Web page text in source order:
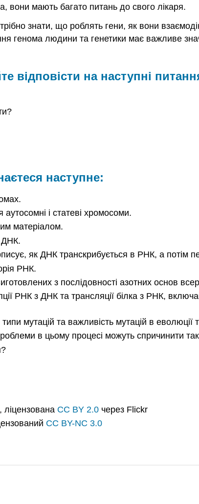
вони мають багато питань до свого лікаря.
знати, що роблять гени, як вони
генома людини та генетики має важливе
відповісти на наступні
наступне:
і статеві хромосоми.
матеріалом.
ДНК.
як ДНК транскрибується в РНК, а потім
РНК.
з послідовності азотних основ
РНК з ДНК та трансляції білка з РНК,
типи мутацій та важливість мутацій в
в цьому процесі можуть спричинити
ліцензована CC BY 2.0через Flickr
CC BY-NC 3.0